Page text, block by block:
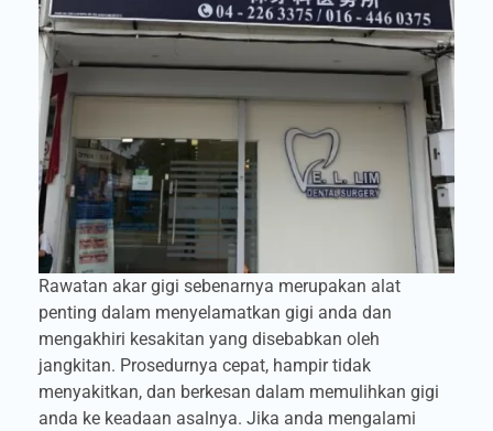
Rawatan akar gigi sebenarnya merupakan alat
penting dalam menyelamatkan gigi anda dan
mengakhiri kesakitan yang disebabkan oleh
jangkitan. Prosedurnya cepat, hampir tidak
menyakitkan, dan berkesan dalam memulihkan gigi
anda ke keadaan asalnya. Jika anda mengalami